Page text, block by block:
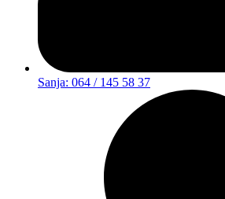
Sanja: 064 / 145 58 37